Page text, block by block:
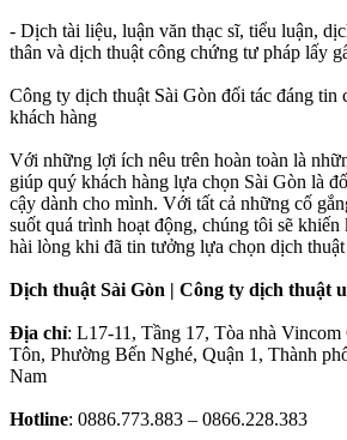
- Dịch tài liệu, luận văn thạc sĩ, tiểu luận,
thân và dịch thuật công chứng tư pháp lấy
Công ty dịch thuật Sài Gòn đối tác đáng tin
khách hàng
Với những lợi ích nêu trên hoàn toàn là
giúp quý khách hàng lựa chọn Sài Gòn là
cậy dành cho mình. Với tất cả những cố
suốt quá trình hoạt động, chúng tôi sẽ khiến
hài lòng khi đã tin tưởng lựa chọn dịch
Dịch thuật Sài Gòn | Công ty dịch thuật
Địa chỉ: L17-11, Tầng 17, Tòa nhà Vincom
Tôn, Phường Bến Nghé, Quận 1, Thành
Nam
Hotline: 0886.773.883 – 0866.228.383